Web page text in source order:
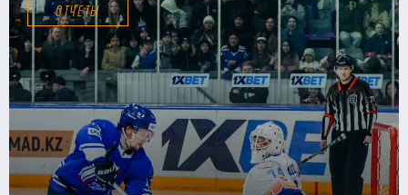
ОТЧЕТЫ